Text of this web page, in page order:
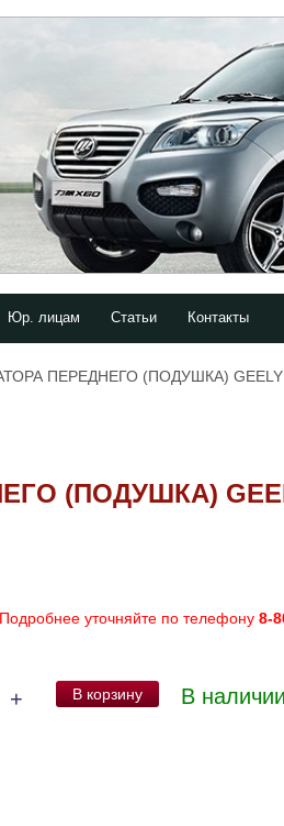
Юр. лицам Статьи Контакты
ПЕРЕДНЕГО (ПОДУШКА)
(ПОДУШКА)
Подробнее уточняйте по телефону 8-
+ В корзину В наличии